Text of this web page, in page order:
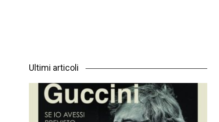
Ultimi articoli